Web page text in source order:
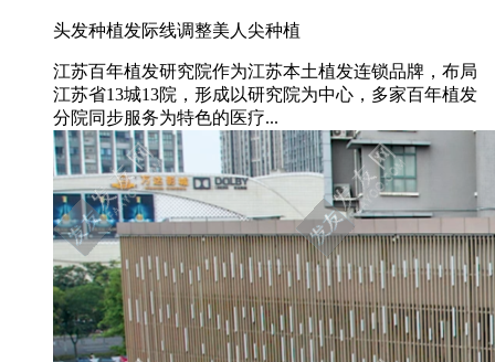
头发种植发际线调整美人尖种植
江苏百年植发研究院作为江苏本土植发连锁品牌，布局
江苏省13城13院，形成以研究院为中心，多家百年植发
分院同步服务为特色的医疗...